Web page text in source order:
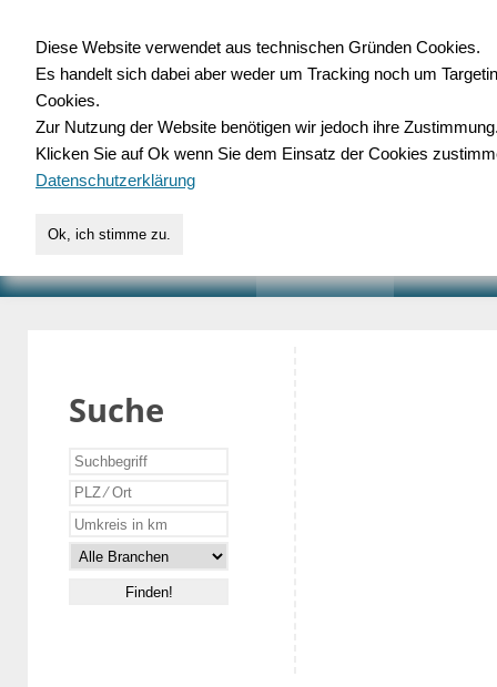
für Handwerk,
Suche
Diese Website verwendet aus technischen Gründen Cookies.
Es handelt sich dabei aber weder um Tracking noch um
Cookies.
Zur Nutzung der Website benötigen wir jedoch ihre
Klicken Sie auf Ok wenn Sie dem Einsatz der Cookies
Datenschutzerklärung
Ok, ich stimme zu.